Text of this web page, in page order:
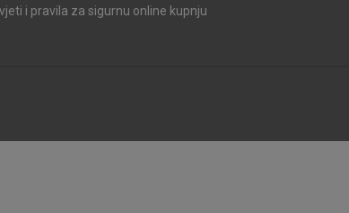
i pravila za sigurnu online kupnju